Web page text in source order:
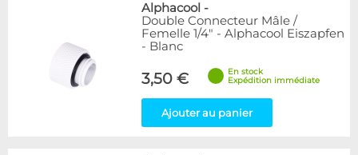
Alphacool -
Double Connecteur Mâle /
Femelle 1/4" - Alphacool Eiszapfen
- Blanc
3,50 €
En stock
Expédition immédiate
Ajouter au panier